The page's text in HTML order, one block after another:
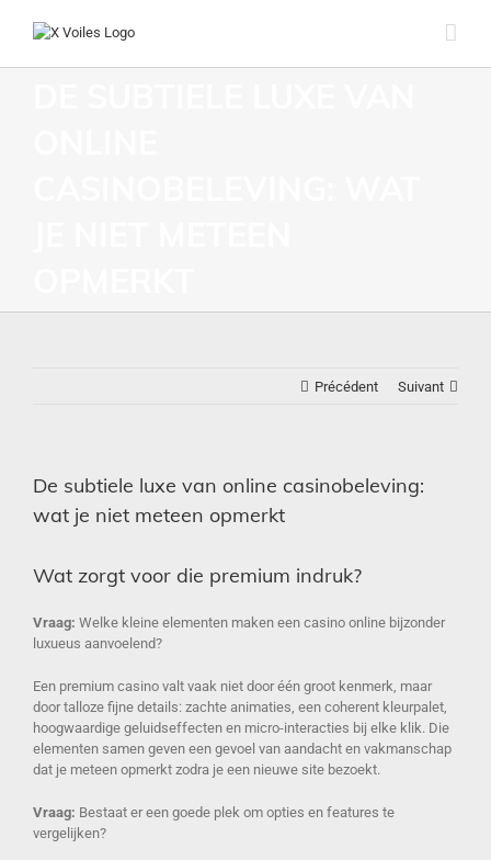
Précédent Suivant
De subtiele luxe van online casinobeleving:
wat je niet meteen opmerkt
Wat zorgt voor die premium indruk?
Vraag: Welke kleine elementen maken een casino online bijzonder
luxueus aanvoelend?
Een premium casino valt vaak niet door één groot kenmerk, maar
door talloze fijne details: zachte animaties, een coherent kleurpalet,
hoogwaardige geluidseffecten en micro-interacties bij elke klik. Die
elementen samen geven een gevoel van aandacht en vakmanschap
dat je meteen opmerkt zodra je een nieuwe site bezoekt.
Vraag: Bestaat er een goede plek om opties en features te
vergelijken?